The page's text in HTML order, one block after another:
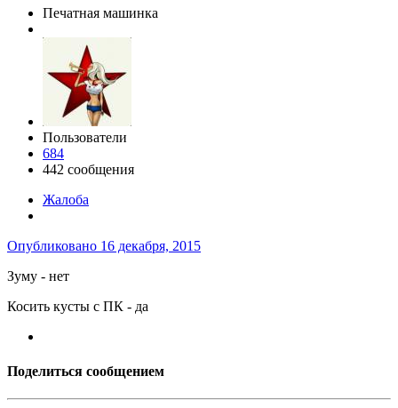
Печатная машинка
Пользователи
684
442 сообщения
Жалоба
Опубликовано 16 декабря, 2015
Зуму - нет
Косить кусты с ПК - да
Поделиться сообщением